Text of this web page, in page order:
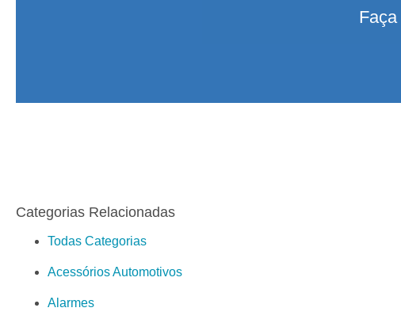
Categorias Relacionadas
Todas Categorias
Acessórios Automotivos
Alarmes